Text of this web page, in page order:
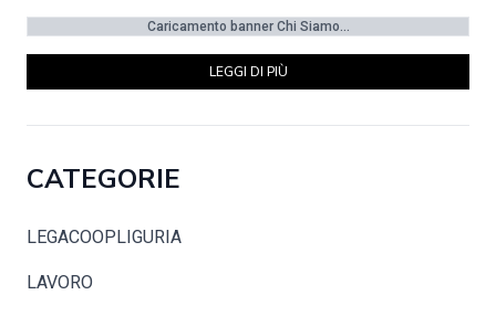
Caricamento banner Chi Siamo...
LEGGI DI PIÙ
CATEGORIE
LEGACOOPLIGURIA
LAVORO